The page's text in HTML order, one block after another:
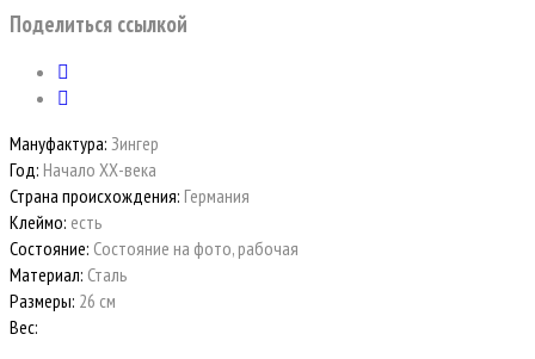
Поделиться ссылкой
Мануфактура: Зингер
Год: Начало ХХ-века
Страна происхождения: Германия
Клеймо: есть
Состояние: Состояние на фото, рабочая
Материал: Сталь
Размеры: 26 см
Вес: